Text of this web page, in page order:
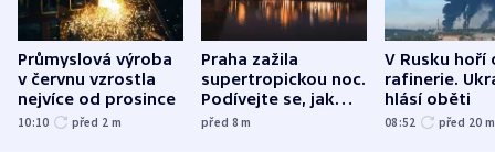
Průmyslová výroba
v červnu vzrostla
nejvíce od prosince
10:10 před 2 m
Praha zažila
supertropickou noc.
Podívejte se, jak
bylo u vás
před 8m
V Rusku hoří
rafinerie.
hlásí oběti
08:52 před 20 m